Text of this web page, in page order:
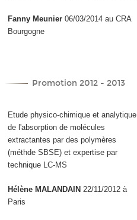
Fanny Meunier 06/03/2014 au CRA
Bourgogne
Promotion 2012 - 2013
Etude physico-chimique et analytique
de l'absorption de molécules
extractantes par des polymères
(méthde SBSE) et expertise par
technique LC-MS
Hélène MALANDAIN 22/11/2012 à
Paris